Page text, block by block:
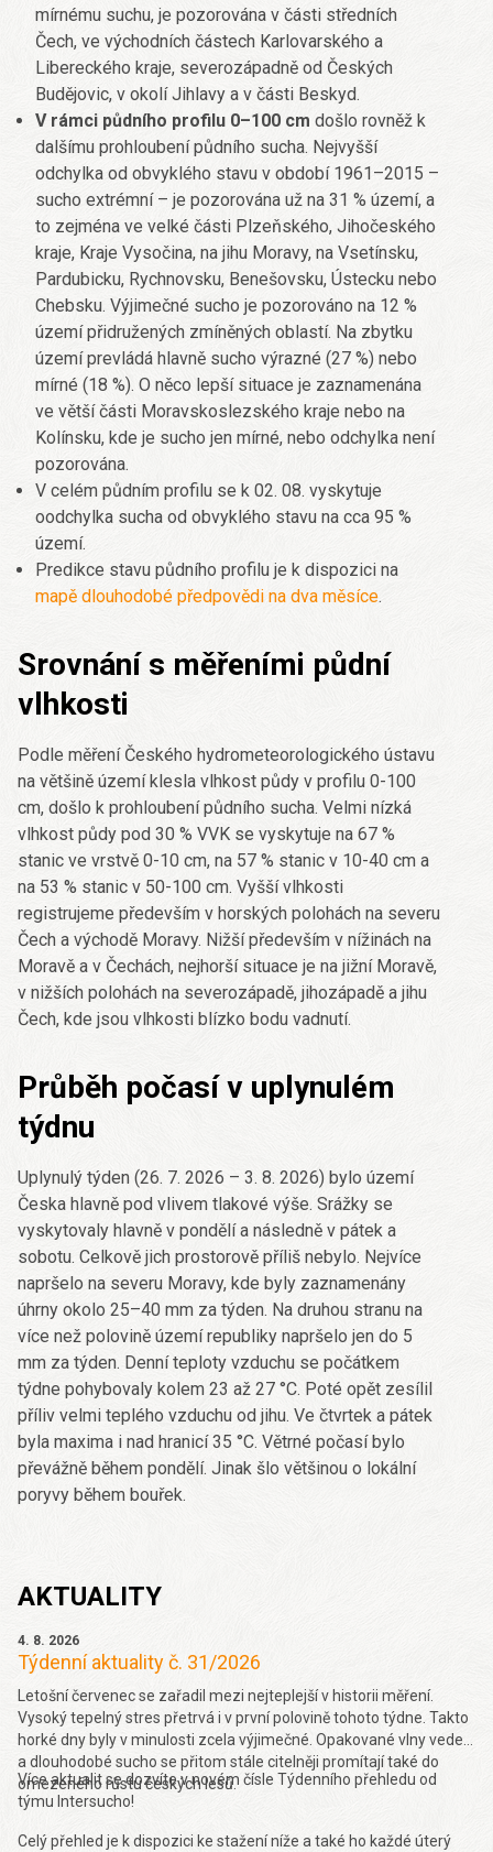
mírnému suchu, je pozorována v části středních
Čech, ve východních částech Karlovarského a
Libereckého kraje, severozápadně od Českých
Budějovic, v okolí Jihlavy a v části Beskyd.
V rámci půdního profilu 0–100 cm došlo rovněž k
dalšímu prohloubení půdního sucha. Nejvyšší
odchylka od obvyklého stavu v období 1961–2015 –
sucho extrémní – je pozorována už na 31 % území, a
to zejména ve velké části Plzeňského, Jihočeského
kraje, Kraje Vysočina, na jihu Moravy, na Vsetínsku,
Pardubicku, Rychnovsku, Benešovsku, Ústecku nebo
Chebsku. Výjimečné sucho je pozorováno na 12 %
území přidružených zmíněných oblastí. Na zbytku
území prevládá hlavně sucho výrazné (27 %) nebo
mírné (18 %). O něco lepší situace je zaznamenána
ve větší části Moravskoslezského kraje nebo na
Kolínsku, kde je sucho jen mírné, nebo odchylka není
pozorována.
V celém půdním profilu se k 02. 08. vyskytuje
oodchylka sucha od obvyklého stavu na cca 95 %
území.
Predikce stavu půdního profilu je k dispozici na
mapě dlouhodobé předpovědi na dva měsíce.
Srovnání s měřeními půdní
vlhkosti
Podle měření Českého hydrometeorologického ústavu
na většině území klesla vlhkost půdy v profilu 0-100
cm, došlo k prohloubení půdního sucha. Velmi nízká
vlhkost půdy pod 30 % VVK se vyskytuje na 67 %
stanic ve vrstvě 0-10 cm, na 57 % stanic v 10-40 cm a
na 53 % stanic v 50-100 cm. Vyšší vlhkosti
registrujeme především v horských polohách na severu
Čech a východě Moravy. Nižší především v nížinách na
Moravě a v Čechách, nejhorší situace je na jižní Moravě,
v nižších polohách na severozápadě, jihozápadě a jihu
Čech, kde jsou vlhkosti blízko bodu vadnutí.
Průběh počasí v uplynulém
týdnu
Uplynulý týden (26. 7. 2026 – 3. 8. 2026) bylo území
Česka hlavně pod vlivem tlakové výše. Srážky se
vyskytovaly hlavně v pondělí a následně v pátek a
sobotu. Celkově jich prostorově příliš nebylo. Nejvíce
napršelo na severu Moravy, kde byly zaznamenány
úhrny okolo 25–40 mm za týden. Na druhou stranu na
více než polovině území republiky napršelo jen do 5
mm za týden. Denní teploty vzduchu se počátkem
týdne pohybovaly kolem 23 až 27 °C. Poté opět zesílil
příliv velmi teplého vzduchu od jihu. Ve čtvrtek a pátek
byla maxima i nad hranicí 35 °C. Větrné počasí bylo
převážně během pondělí. Jinak šlo většinou o lokální
poryvy během bouřek.
AKTUALITY
4. 8. 2026
Týdenní aktuality č. 31/2026
Letošní červenec se zařadil mezi nejteplejší v historii měření.
Vysoký tepelný stres přetrvá i v první polovině tohoto týdne. Takto
horké dny byly v minulosti zcela výjimečné. Opakované vlny veder
a dlouhodobé sucho se přitom stále citelněji promítají také do
omezeného růstu českých lesů.
Více aktualit se dozvíte v novém čísle Týdenního přehledu od
týmu Intersucho!
Celý přehled je k dispozici ke stažení níže a také ho každé úterý